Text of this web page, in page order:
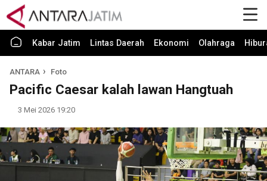
Kabar Jatim Lintas Daerah Ekonomi Olahraga
ANTARA Foto
Pacific Caesar kalah lawan Hangtuah
3 Mei 2026 19:20